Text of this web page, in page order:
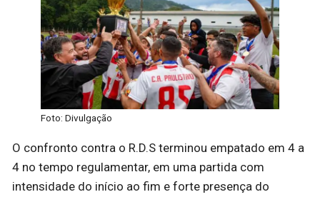
Foto: Divulgação
O confronto contra o R.D.S terminou empatado em 4 a
4 no tempo regulamentar, em uma partida com
intensidade do início ao fim e forte presença do